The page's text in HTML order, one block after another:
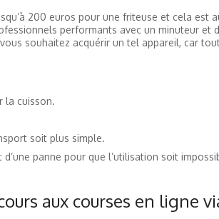
200 euros pour une friteuse et cela est
performants avec un minuteur et
souhaitez acquérir un tel appareil, car
la cuisson.
soit plus simple.
panne pour que l’utilisation soit
aux courses en ligne